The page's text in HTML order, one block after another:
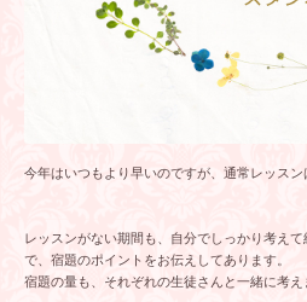
今年はいつもより早いのですが、通常レッスン
レッスンがない期間も、自分でしっかり考え
で、宿題のポイントをお伝えしてあります。
宿題の量も、それぞれの生徒さんと一緒に考え